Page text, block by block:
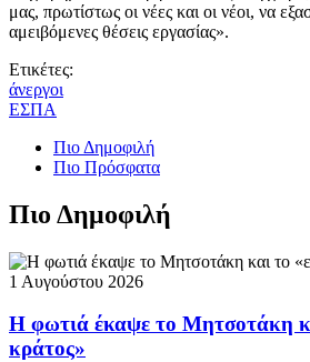
μας, πρωτίστως οι νέες και οι νέοι, να
αμειβόμενες θέσεις εργασίας».
Ετικέτες:
άνεργοι
ΕΣΠΑ
Πιο Δημοφιλή
Πιο Πρόσφατα
Πιο Δημοφιλή
1 Αυγούστου 2026
Η φωτιά έκαψε το Μητσοτάκη
κράτος»